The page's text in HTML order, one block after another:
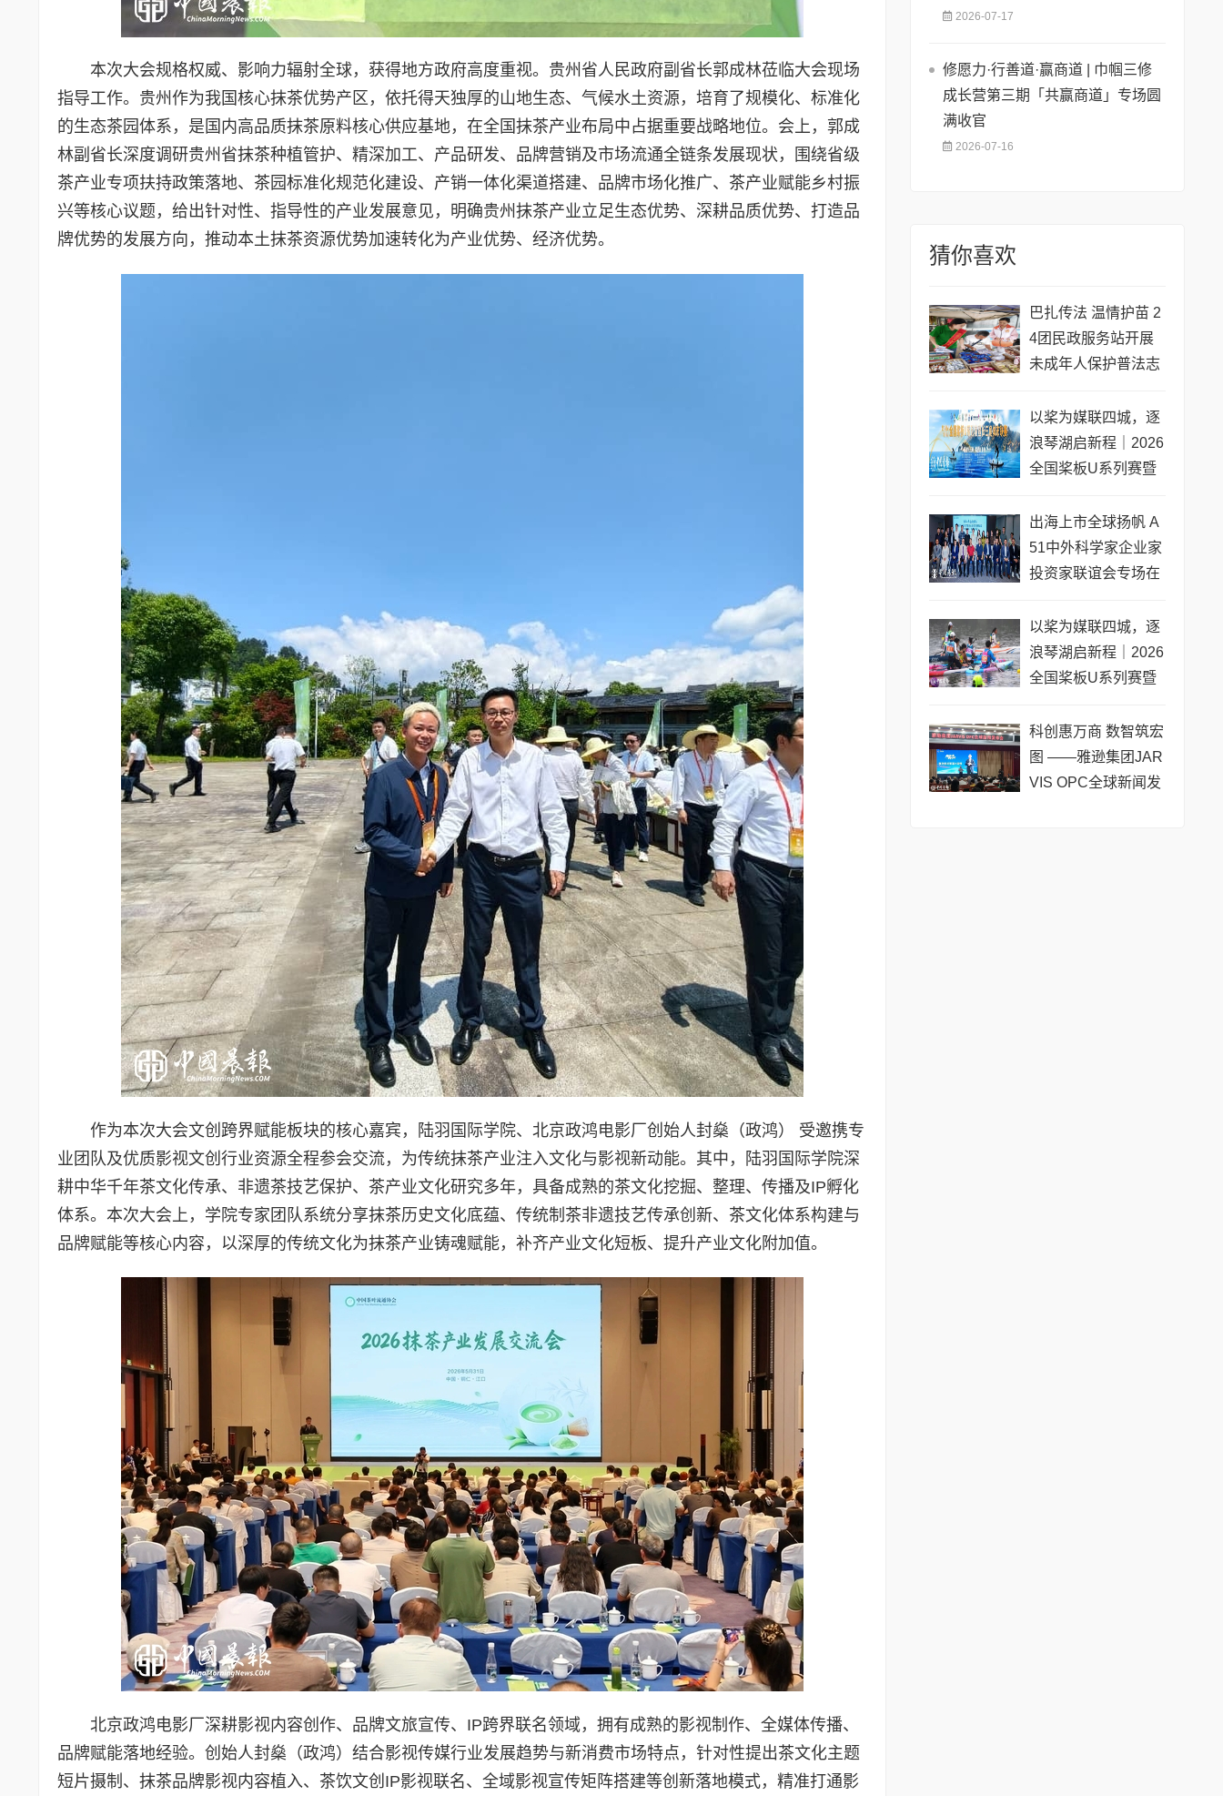
本次大会规格权威、影响力辐射全球，获得地方政府高度重视。贵州省人民政府副省长郭成林莅临大会现场
指导工作。贵州作为我国核心抹茶优势产区，依托得天独厚的山地生态、气候水土资源，培育了规模化、标准化
的生态茶园体系，是国内高品质抹茶原料核心供应基地，在全国抹茶产业布局中占据重要战略地位。会上，郭成
林副省长深度调研贵州省抹茶种植管护、精深加工、产品研发、品牌营销及市场流通全链条发展现状，围绕省级
茶产业专项扶持政策落地、茶园标准化规范化建设、产销一体化渠道搭建、品牌市场化推广、茶产业赋能乡村振
兴等核心议题，给出针对性、指导性的产业发展意见，明确贵州抹茶产业立足生态优势、深耕品质优势、打造品
牌优势的发展方向，推动本土抹茶资源优势加速转化为产业优势、经济优势。
作为本次大会文创跨界赋能板块的核心嘉宾，陆羽国际学院、北京政鸿电影厂创始人封燊（政鸿） 受邀携专
业团队及优质影视文创行业资源全程参会交流，为传统抹茶产业注入文化与影视新动能。其中，陆羽国际学院深
耕中华千年茶文化传承、非遗茶技艺保护、茶产业文化研究多年，具备成熟的茶文化挖掘、整理、传播及IP孵化
体系。本次大会上，学院专家团队系统分享抹茶历史文化底蕴、传统制茶非遗技艺传承创新、茶文化体系构建与
品牌赋能等核心内容，以深厚的传统文化为抹茶产业铸魂赋能，补齐产业文化短板、提升产业文化附加值。
北京政鸿电影厂深耕影视内容创作、品牌文旅宣传、IP跨界联名领域，拥有成熟的影视制作、全媒体传播、
品牌赋能落地经验。创始人封燊（政鸿）结合影视传媒行业发展趋势与新消费市场特点，针对性提出茶文化主题
短片摄制、抹茶品牌影视内容植入、茶饮文创IP影视联名、全域影视宣传矩阵搭建等创新落地模式，精准打通影
2026-07-17
修愿力·行善道·赢商道 | 巾帼三修
成长营第三期「共赢商道」专场圆
满收官
2026-07-16
猜你喜欢
巴扎传法 温情护苗 2
4团民政服务站开展
未成年人保护普法志
以桨为媒联四城，逐
浪琴湖启新程｜2026
全国桨板U系列赛暨
公开赛（常熟站）即
将开赛
出海上市全球扬帆 A
51中外科学家企业家
投资家联谊会专场在
业境外上市多元服务
以桨为媒联四城，逐
浪琴湖启新程｜2026
全国桨板U系列赛暨
公开赛（常熟站）即
将热力
科创惠万商 数智筑宏
图 ——雅逊集团JAR
VIS OPC全球新闻发